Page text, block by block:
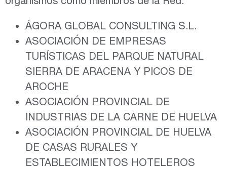
ÁGORA GLOBAL CONSULTING S.L.
ASOCIACIÓN DE EMPRESAS
TURÍSTICAS DEL PARQUE NATURAL
SIERRA DE ARACENA Y PICOS DE
AROCHE
ASOCIACIÓN PROVINCIAL DE
INDUSTRIAS DE LA CARNE DE HUELVA
ASOCIACIÓN PROVINCIAL DE HUELVA
DE CASAS RURALES Y
ESTABLECIMIENTOS HOTELEROS